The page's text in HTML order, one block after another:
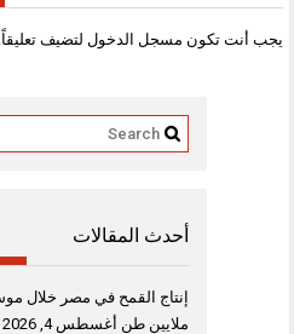
يجب أنت تكون مسجل الدخول لتضيف تعليقاً.
أحدث المقالات
ملايين طن أغسطس 4, 2026